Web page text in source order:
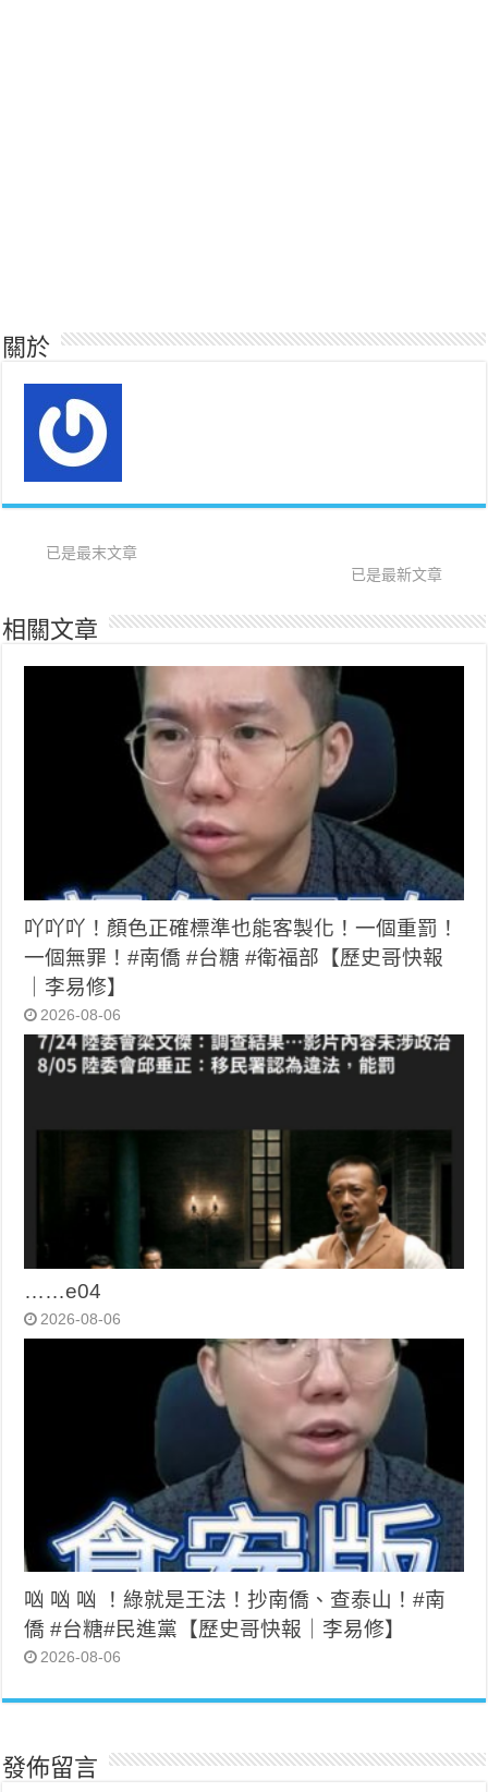
關於
已是最末文章
已是最新文章
相關文章
吖吖吖！顏色正確標準也能客製化！一個重罰！
一個無罪！#南僑 #台糖 #衛福部【歷史哥快報
｜李易修】
2026-08-06
……e04
2026-08-06
㕳 㕳 㕳 ！綠就是王法！抄南僑、查泰山！#南
僑 #台糖#民進黨【歷史哥快報｜李易修】
2026-08-06
發佈留言